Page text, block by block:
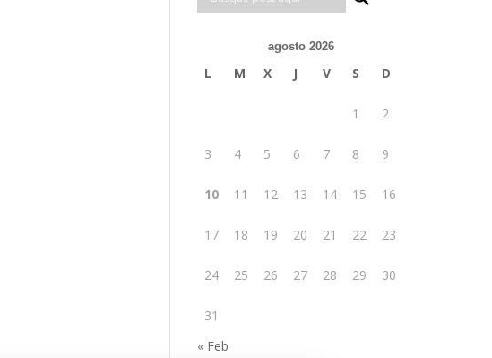
agosto 2026
L M X J V S D
1 2
3 4 5 6 7 8 9
10 11 12 13 14 15 16
17 18 19 20 21 22 23
24 25 26 27 28 29 30
31
« Feb